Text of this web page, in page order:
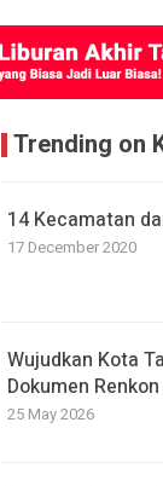
Trending on
14 Kecamatan
17 December 2020
​Wujudkan Kota
Dokumen
25 May 2026